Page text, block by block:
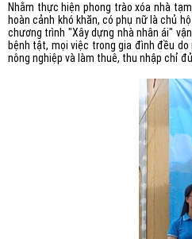
Nhằm thực hiện phong trào xóa nhà
hoàn cảnh khó khăn, có phụ nữ là chủ
chương trình "Xây dựng nhà nhân ái"
bệnh tật, mọi việc trong gia đình đều
nông nghiệp và làm thuê, thu nhập chỉ